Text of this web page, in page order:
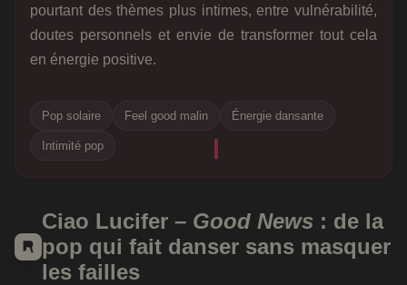
pourtant des thèmes plus intimes, entre vulnérabilité,
doutes personnels et envie de transformer tout cela
en énergie positive.
Pop solaire Feel good malin Énergie dansante
Intimité pop
Ciao Lucifer – Good News : de la
pop qui fait danser sans masquer
les failles